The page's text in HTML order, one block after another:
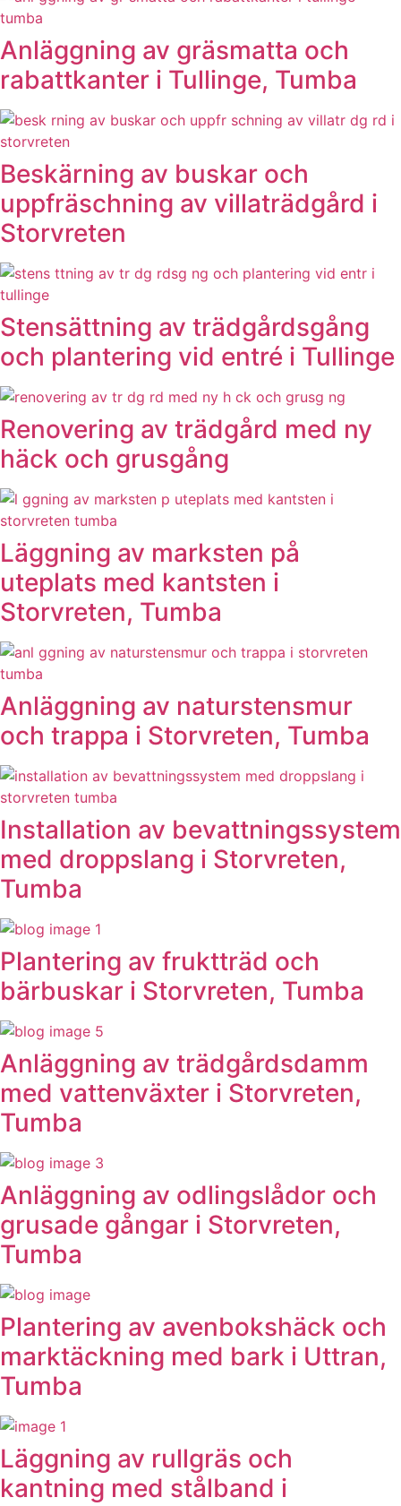
Anläggning av gräsmatta och
rabattkanter i Tullinge, Tumba
Beskärning av buskar och
uppfräschning av villaträdgård i
Storvreten
Stensättning av trädgårdsgång
och plantering vid entré i Tullinge
Renovering av trädgård med ny
häck och grusgång
Läggning av marksten på
uteplats med kantsten i
Storvreten, Tumba
Anläggning av naturstensmur
och trappa i Storvreten, Tumba
Installation av bevattningssystem
med droppslang i Storvreten,
Tumba
Plantering av fruktträd och
bärbuskar i Storvreten, Tumba
Anläggning av trädgårdsdamm
med vattenväxter i Storvreten,
Tumba
Anläggning av odlingslådor och
grusade gångar i Storvreten,
Tumba
Plantering av avenbokshäck och
marktäckning med bark i Uttran,
Tumba
Läggning av rullgräs och
kantning med stålband i